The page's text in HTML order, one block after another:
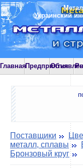
Украинский
ГлавнаяПредприятия
Поставщики
металл, сплавы
Бронзовый круг